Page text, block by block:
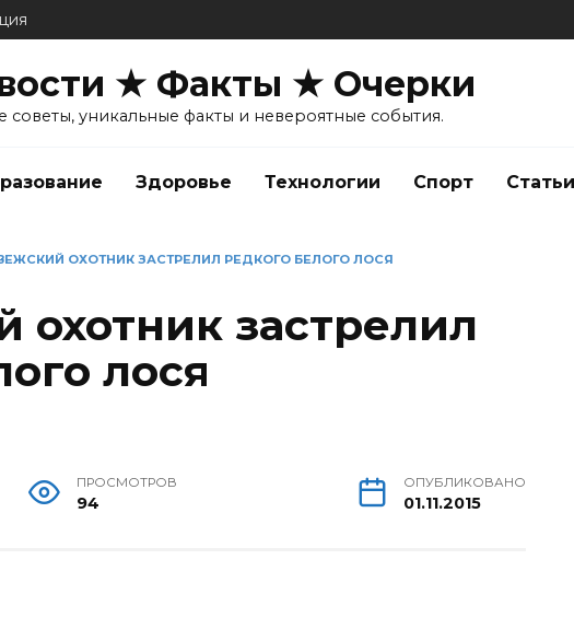
★ Факты ★ Очерки
уникальные факты и невероятные события.
Здоровье Технологии Спорт Статьи
ОХОТНИК ЗАСТРЕЛИЛ РЕДКОГО БЕЛОГО ЛОСЯ
охотник застрелил
лося
ПРОСМОТРОВ
94
ОПУБЛИКОВАНО
01.11.2015